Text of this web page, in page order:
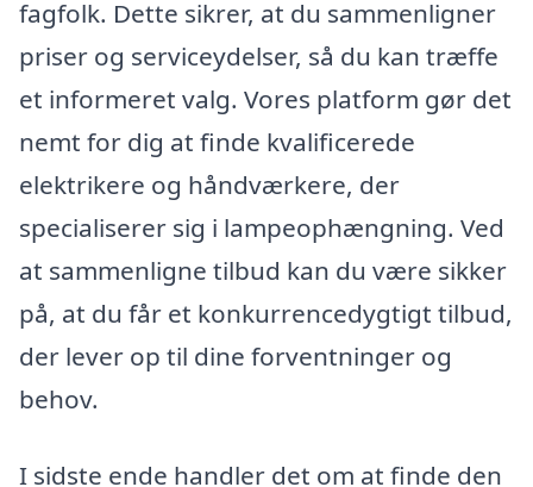
fagfolk. Dette sikrer, at du sammenligner
priser og serviceydelser, så du kan træffe
et informeret valg. Vores platform gør det
nemt for dig at finde kvalificerede
elektrikere og håndværkere, der
specialiserer sig i lampeophængning. Ved
at sammenligne tilbud kan du være sikker
på, at du får et konkurrencedygtigt tilbud,
der lever op til dine forventninger og
behov.
I sidste ende handler det om at finde den